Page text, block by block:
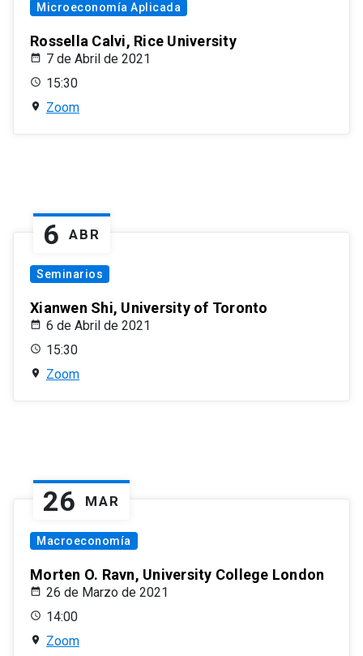
Microeconomía Aplicada
Rossella Calvi, Rice University
7 de Abril de 2021
15:30
Zoom
6 ABR
Seminarios
Xianwen Shi, University of Toronto
6 de Abril de 2021
15:30
Zoom
26 MAR
Macroeconomía
Morten O. Ravn, University College London
26 de Marzo de 2021
14:00
Zoom